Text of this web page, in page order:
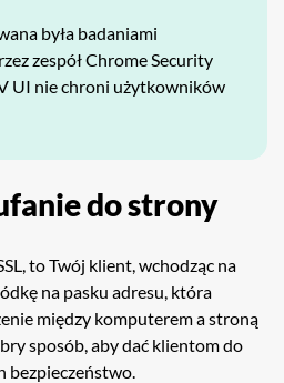
była badaniami
zespół Chrome Security
UI nie chroni użytkowników
do strony
to Twój klient, wchodząc na
na pasku adresu, która
między komputerem a stroną
sposób, aby dać klientom do
bezpieczeństwo.